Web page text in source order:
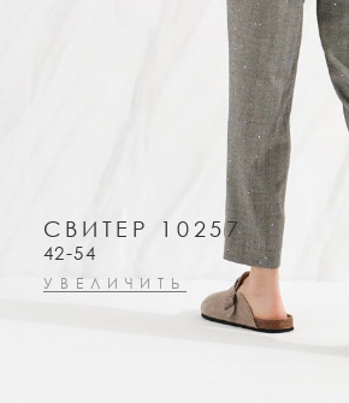
СВИТЕР 10257
42-54
УВЕЛИЧИТЬ